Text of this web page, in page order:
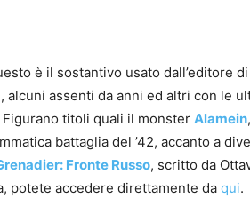
è il sostantivo usato dall’editore
alcuni assenti da anni ed altri con le
Figurano titoli quali il monster Alamein
battaglia del ’42, accanto a
Fronte Russo, scritto da
potete accedere direttamente da qui.